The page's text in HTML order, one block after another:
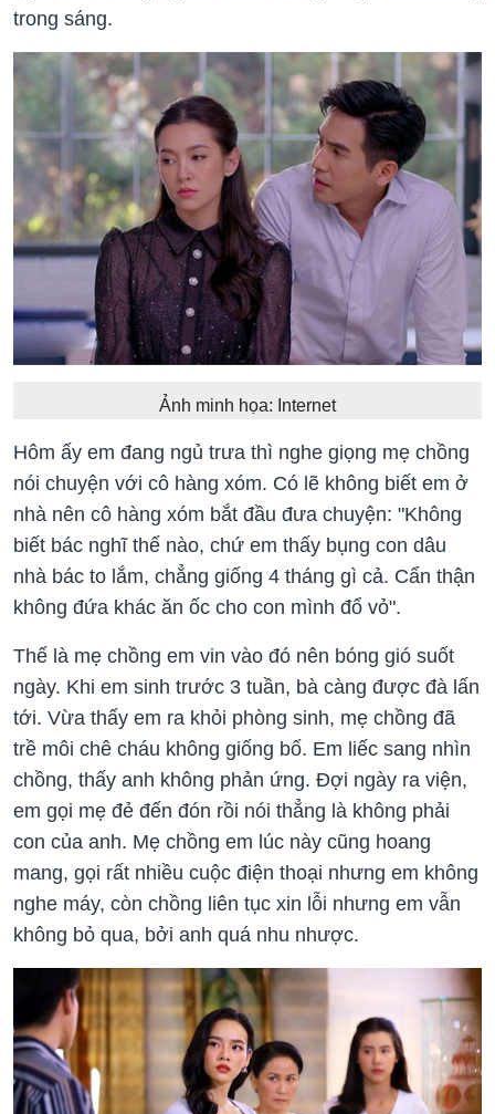
trong sáng.
Ảnh minh họa: Internet
Hôm ấy em đang ngủ trưa thì nghe giọng mẹ chồng
nói chuyện với cô hàng xóm. Có lẽ không biết em ở
nhà nên cô hàng xóm bắt đầu đưa chuyện: "Không
biết bác nghĩ thế nào, chứ em thấy bụng con dâu
nhà bác to lắm, chẳng giống 4 tháng gì cả. Cẩn thận
không đứa khác ăn ốc cho con mình đổ vỏ".
Thế là mẹ chồng em vin vào đó nên bóng gió suốt
ngày. Khi em sinh trước 3 tuần, bà càng được đà lấn
tới. Vừa thấy em ra khỏi phòng sinh, mẹ chồng đã
trề môi chê cháu không giống bố. Em liếc sang nhìn
chồng, thấy anh không phản ứng. Đợi ngày ra viện,
em gọi mẹ đẻ đến đón rồi nói thẳng là không phải
con của anh. Mẹ chồng em lúc này cũng hoang
mang, gọi rất nhiều cuộc điện thoại nhưng em không
nghe máy, còn chồng liên tục xin lỗi nhưng em vẫn
không bỏ qua, bởi anh quá nhu nhược.